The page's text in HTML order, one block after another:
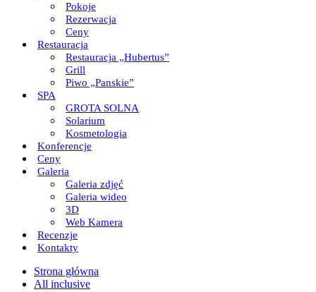
Pokoje
Rezerwacja
Сeny
Restauracja
Restauracja „Hubertus”
Grill
Piwo „Panskie”
SPA
GROTA SOLNA
Solarium
Kosmetologia
Konferencje
Сeny
Galeria
Galeria zdjęć
Galeria wideo
3D
Web Kamera
Recenzje
Kontakty
Strona główna
All inclusive